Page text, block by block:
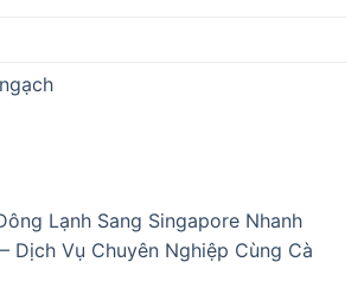
Lạnh Sang Singapore Nhanh
Dịch Vụ Chuyên Nghiệp Cùng Cà